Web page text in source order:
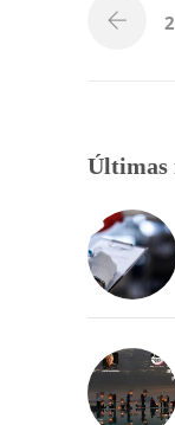
Últimas